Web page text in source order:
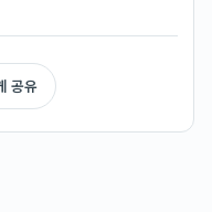
공유